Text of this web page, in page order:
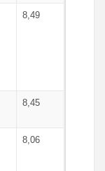
8,49
8,45
8,06